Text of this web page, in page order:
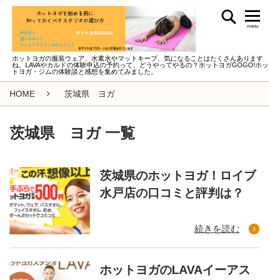
ホットヨガの服装ウェア、水素水やマットキープ、気になることはたくさんあります
ね。LAVAやカルドの体験申込の予約って、どうやってやるの？ホットヨガGOGO!ホッ
トヨガ・ジムの体験談と感想を集めてみました。
menu
HOME 茨城県 ヨガ
茨城県 ヨガ 一覧
茨城県のホットヨガ！ロイブ
水戸店の口コミと評判は？
続きを読む
ホットヨガのLAVAイーアス